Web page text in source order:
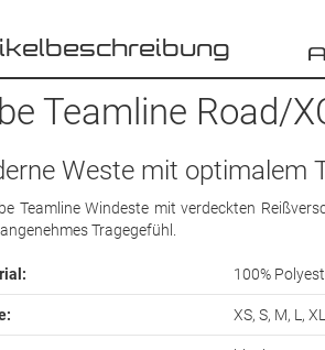
Teamline Road/
Weste mit optimalem
Teamline Windeste mit verdeckten
Tragegefühl.
100%
XS, S, M, L,